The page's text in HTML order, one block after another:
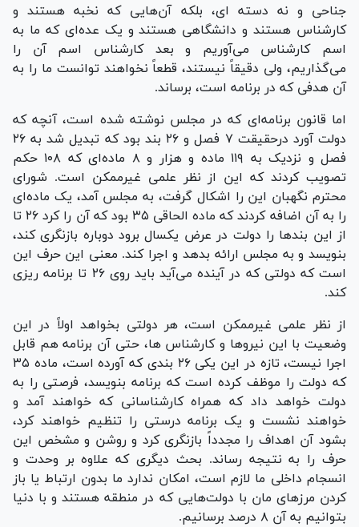
جناحی و نه دسته ای، بلکه آن‌هایی که نخبه هستند و
کارشناس هستند و دانشگاهی هستند و یک عده‌ای که ما به
اسم کارشناس می‌آوریم و بعد کارشناس اسم آن را
می‌گذاریم، ولی دقیقاً نیستند، قطعاً نخواهند توانست ما را به
آن هدفی که در برنامه است، برساند.
اما قانون برنامه‌ای که در مجلس نوشته شده است، آنچه که
دولت آورد درحقیقت ۷ فصل و ۲۶ بند بود که تبدیل شد به ۲۶
فصل و نزدیک به ۱۱۹ ماده و هزار و ۸ ماده‌ای که ۱۰۸ حکم
تصویب کردند که این از نظر علمی غیرممکن است. شورای
محترم نگهبان این را اشکال گرفت، به مجلس آمد، یک ماده‌ای
را به آن اضافه کردند که ماده الحاقی ۳۵ بود که آن را کرد ۲۶ تا
از این بند‌ها را دولت در عرض یکسال برود دوباره بازنگری کند،
بنویسد و به مجلس ارائه بدهد و اجرا کند. معنی این حرف این
است که دولتی که در آینده می‌آید باید روی ۲۶ تا برنامه ریزی
کند.
از نظر علمی غیرممکن است، هر دولتی بخواهد اولاً در این
وضعیت با این نیرو‌ها و کارشناس ها، حتی آن برنامه هم قابل
اجرا نیست، تازه در این یکی ۲۶ بندی که آورده است، ماده ۳۵
که دولت را موظف کرده است که برنامه بنویسد، فرصتی را به
دولت خواهد داد که همراه کارشناسانی که خواهند آمد و
خواهند نشست و یک برنامه درستی را تنظیم خواهند کرد،
بشود آن اهداف را مجدداً بازنگری کرد و روشن و مشخص این
حرف را به نتیجه رساند. بحث دیگری که علاوه بر وحدت و
انسجام داخلی ما لازم است، امکان ندارد ما بدون ارتباط یا باز
کردن مرز‌های مان با دولت‌هایی که در منطقه هستند و با دنیا
بتوانیم به آن ۸ درصد برسانیم.